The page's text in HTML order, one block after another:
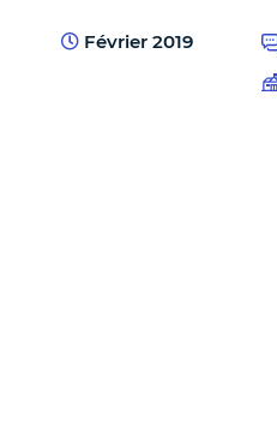
Février 2019